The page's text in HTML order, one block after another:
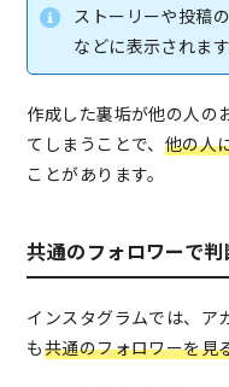
ストーリーや投稿
などに表示されます
作成した裏垢が他の人の
てしまうことで、 他の人
ことがあります。
共通のフォロワーで判
インスタグラムでは、ア
も共通のフォロワーを見